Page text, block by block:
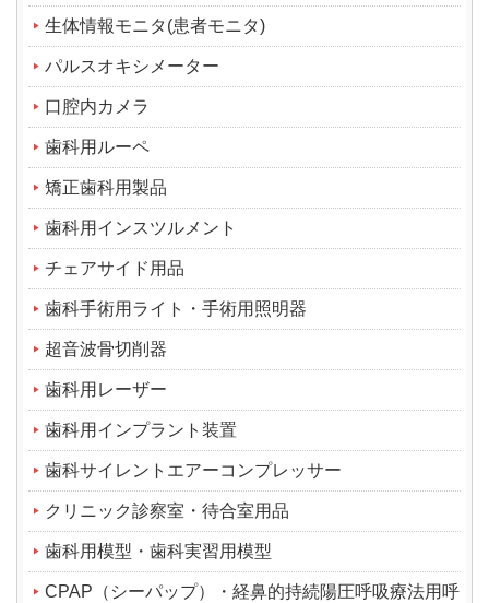
生体情報モニタ(患者モニタ)
パルスオキシメーター
口腔内カメラ
歯科用ルーペ
矯正歯科用製品
歯科用インスツルメント
チェアサイド用品
歯科手術用ライト・手術用照明器
超音波骨切削器
歯科用レーザー
歯科用インプラント装置
歯科サイレントエアーコンプレッサー
クリニック診察室・待合室用品
歯科用模型・歯科実習用模型
CPAP（シーパップ）・経鼻的持続陽圧呼吸療法用呼